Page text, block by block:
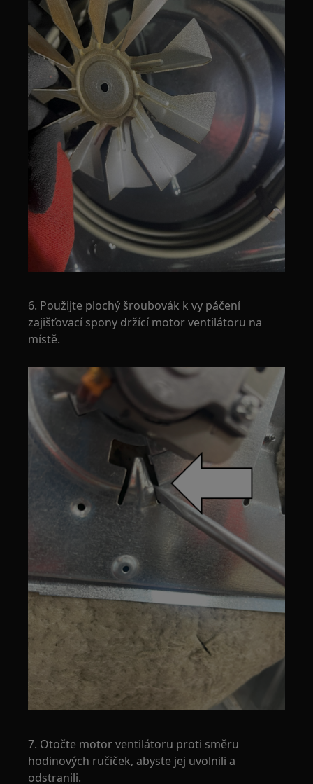
6. Použijte plochý šroubovák k vy páčení
zajišťovací spony držící motor ventilátoru na
místě.
7. Otočte motor ventilátoru proti směru
hodinových ručiček, abyste jej uvolnili a
odstranili.